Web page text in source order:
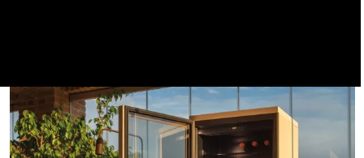
Use
the
left
and